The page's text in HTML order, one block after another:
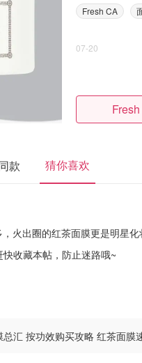
Fresh CA
07-20
款 猜你喜欢
火出圈的红茶面膜更是明星
收藏本帖，防止迷路哦~
汇 按功效购买攻略 红茶面膜